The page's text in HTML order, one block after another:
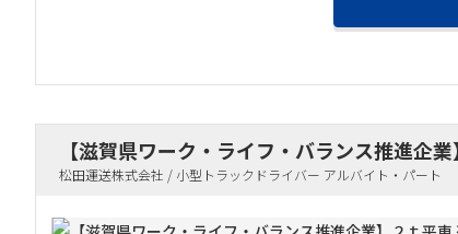
【滋賀県ワーク・ライフ・バランス推進企
松田運送株式会社 / 小型トラックドライバー アルバイト・パート